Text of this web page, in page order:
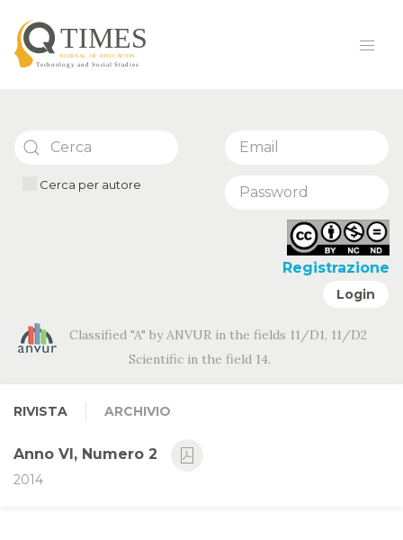
Cerca per autore
Registrazione
Login
Classified "A" by ANVUR in the fields 11/D1, 11/D2
Scientific in the field 14.
RIVISTA ARCHIVIO
Anno VI, Numero 2
2014